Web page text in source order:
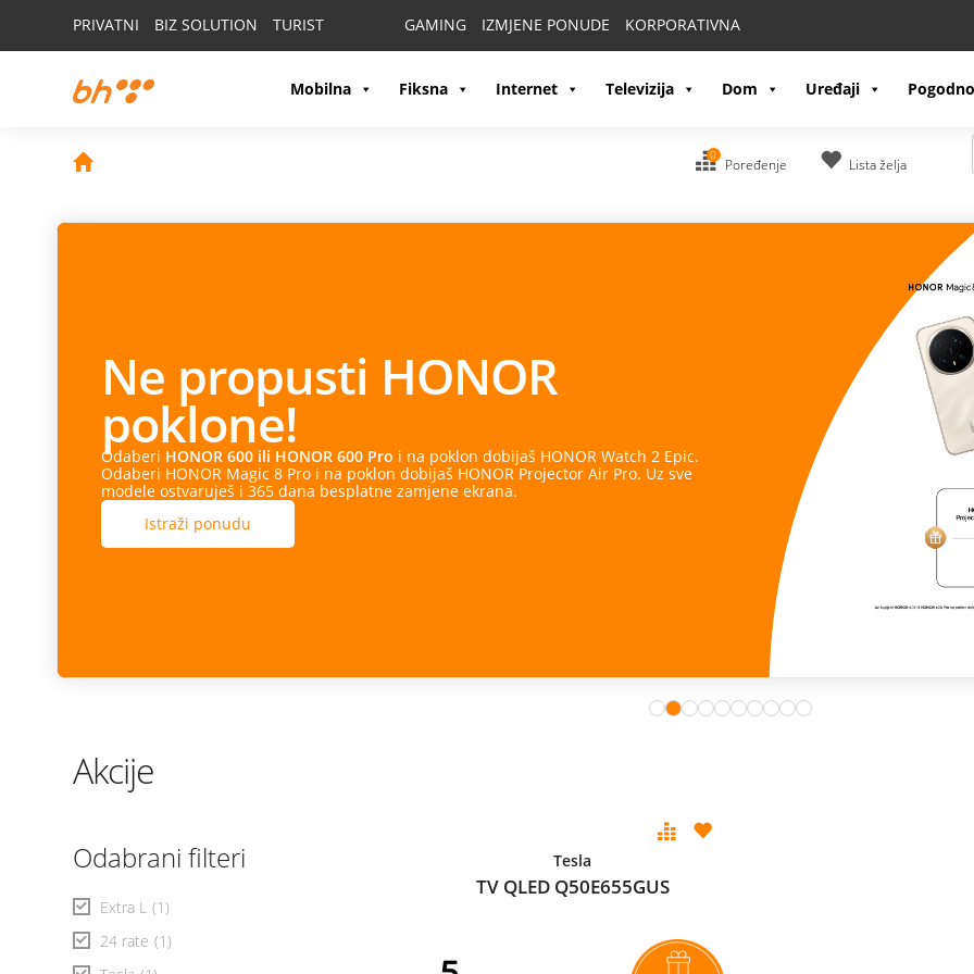
PRIVATNI BIZ SOLUTION TURIST GAMING IZMJENE PONUDE KORPORATIVNA
Mobilna Fiksna Internet Televizija Dom Uređaji
0
Poređenje Lista želja
Ne propusti HONOR
poklone!
Odaberi HONOR 600 ili HONOR 600 Pro i na poklon dobijaš HONOR Watch 2 Epic.
Odaberi HONOR Magic 8 Pro i na poklon dobijaš HONOR Projector Air Pro. Uz sve
modele ostvaruješ i 365 dana besplatne zamjene ekrana.
Istraži ponudu
Akcije
Odabrani filteri
Extra L (1)
24 rate (1)
Tesla
TV QLED Q50E655GUS